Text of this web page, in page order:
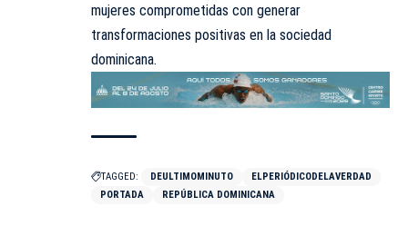
mujeres comprometidas con generar
transformaciones positivas en la sociedad
dominicana.
TAGGED: DEULTIMOMINUTO
ELPERIÓDICODELAVERDAD
PORTADA
REPÚBLICA DOMINICANA